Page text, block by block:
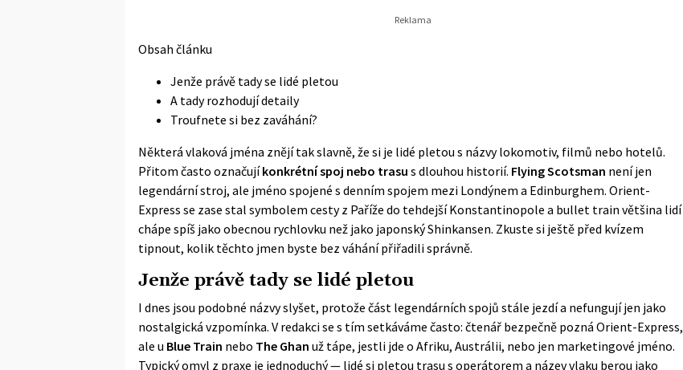
Obsah článku
Jenže právě tady se lidé pletou
A tady rozhodují detaily
Troufnete si bez zaváhání?
Některá vlaková jména znějí tak slavně, že si je lidé pletou s názvy lokomotiv, filmů nebo hotelů.
Přitom často označujíkonkrétní spoj nebo trasu s dlouhou historií. Flying Scotsman není jen
legendární stroj, ale jméno spojené s denním spojem mezi Londýnem a Edinburghem. Orient-
Express se zase stal symbolem cesty z Paříže do tehdejší Konstantinopole a bullet train většina lidí
chápe spíš jako obecnou rychlovku než jako japonský Shinkansen. Zkuste si ještě před kvízem
tipnout, kolik těchto jmen byste bez váhání přiřadili správně.
Jenže právě tady se lidé pletou
I dnes jsou podobné názvy slyšet, protože část legendárních spojů stále jezdí a nefungují jen jako
nostalgická vzpomínka. V redakci se s tím setkáváme často: čtenář bezpečně pozná Orient-Express,
ale u Blue Train nebo The Ghan už tápe, jestli jde o Afriku, Austrálii, nebo jen marketingové jméno.
Typický omyl z praxe je jednoduchý — lidé si pletou trasu s operátorem a název vlaku berou jako